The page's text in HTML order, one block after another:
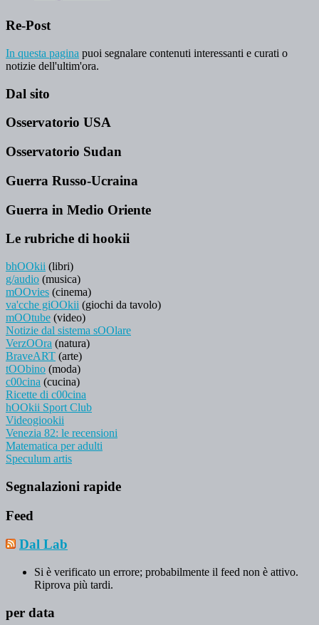
Re-Post
In questa pagina puoi segnalare contenuti interessanti e curati o
notizie dell'ultim'ora.
Dal sito
Osservatorio USA
Osservatorio Sudan
Guerra Russo-Ucraina
Guerra in Medio Oriente
Le rubriche di hookii
bhOOkii (libri)
g/audio (musica)
mOOvies (cinema)
va'cche giOOkii (giochi da tavolo)
mOOtube (video)
Notizie dal sistema sOOlare
VerzOOra (natura)
BraveART (arte)
tOObino (moda)
c00cina (cucina)
Ricette di c00cina
hOOkii Sport Club
Videogiookii
Venezia 82: le recensioni
Matematica per adulti
Speculum artis
Segnalazioni rapide
Feed
Dal Lab
Si è verificato un errore; probabilmente il feed non è attivo.
Riprova più tardi.
per data